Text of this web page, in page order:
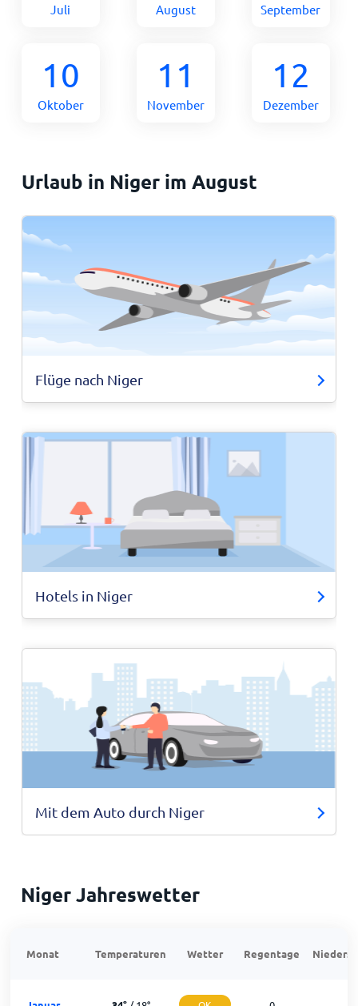
Juli August September
10
Oktober
11
November
12
Dezember
Urlaub in Niger im August
Flüge nach Niger
Hotels in Niger
Mit dem Auto durch Niger
Niger Jahreswetter
Monat Temperaturen Wetter Regentage